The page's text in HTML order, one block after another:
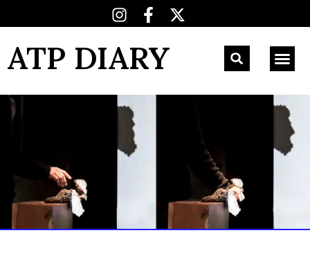
ATP DIARY